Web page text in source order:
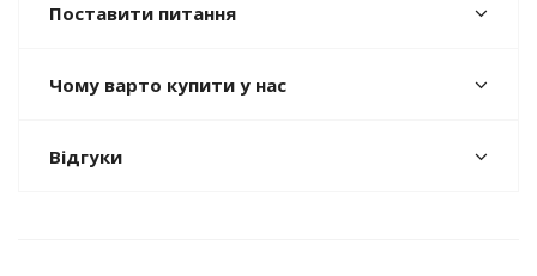
Поставити питання
Чому варто купити у нас
Відгуки